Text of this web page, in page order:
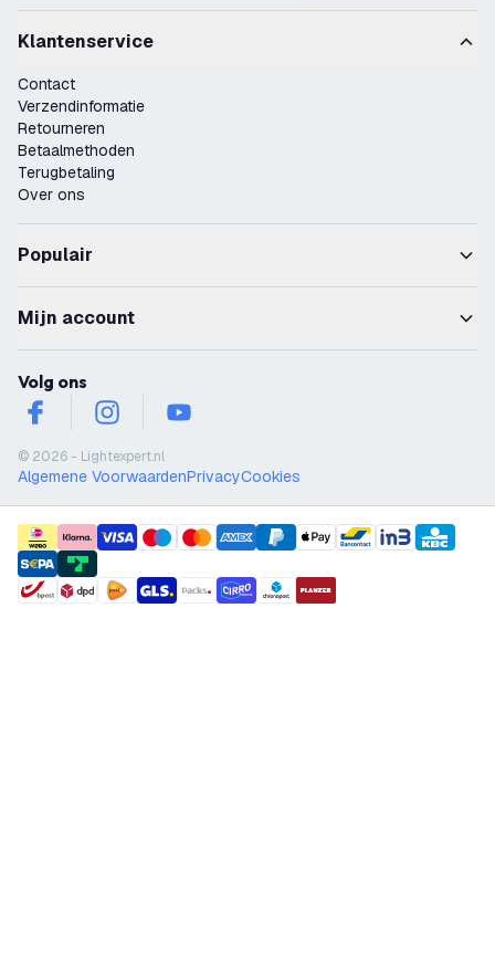
Klantenservice
Contact
Verzendinformatie
Retourneren
Betaalmethoden
Terugbetaling
Over ons
Populair
Mijn account
Volg ons
facebookinstagramyoutube
© 2026 - Lightexpert.nl
Algemene VoorwaardenPrivacyCookies
payment methods
shipment methods